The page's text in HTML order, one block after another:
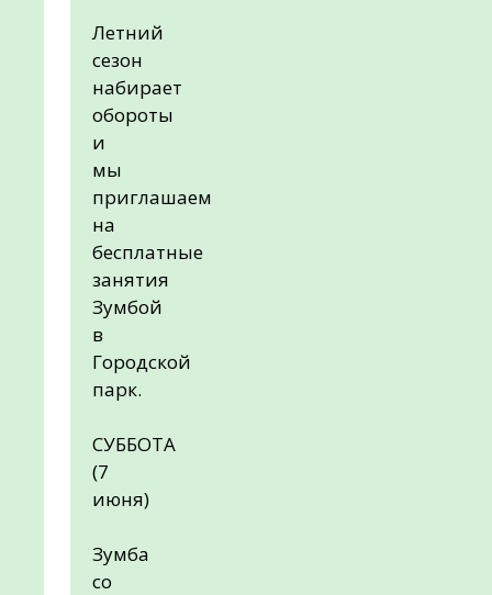
Летний
сезон
набирает
обороты
и
мы
приглашаем
на
бесплатные
занятия
Зумбой
в
Городской
парк.
СУББОТА
(7
июня)
Зумба
со